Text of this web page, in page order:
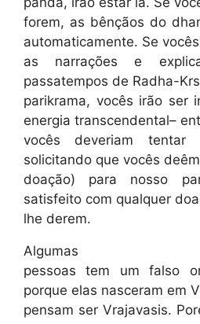
forem, as bênçãos do
automaticamente. Se
as narrações e
passatempos de Radha-
parikrama, vocês irão ser
energia transcendental–
vocês deveriam tentar
solicitando que vocês
doação) para nosso
satisfeito com qualquer
lhe derem.
Algumas
pessoas tem um falso
porque elas nasceram em
pensam ser Vrajavasis.